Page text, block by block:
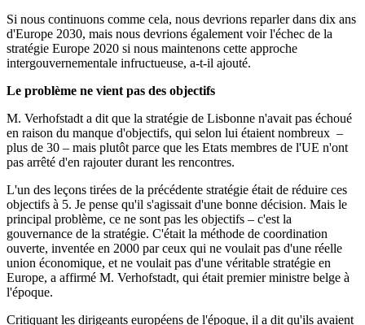
Si nous continuons comme cela, nous devrions reparler dans dix ans
d'Europe 2030, mais nous devrions également voir l'échec de la
stratégie Europe 2020 si nous maintenons cette approche
intergouvernementale infructueuse, a-t-il ajouté.
Le problème ne vient pas des objectifs
M. Verhofstadt a dit que la stratégie de Lisbonne n'avait pas échoué
en raison du manque d'objectifs, qui selon lui étaient nombreux –
plus de 30 – mais plutôt parce que les Etats membres de l'UE n'ont
pas arrêté d'en rajouter durant les rencontres.
L'un des leçons tirées de la précédente stratégie était de réduire ces
objectifs à 5. Je pense qu'il s'agissait d'une bonne décision. Mais le
principal problème, ce ne sont pas les objectifs – c'est la
gouvernance de la stratégie. C'était la méthode de coordination
ouverte, inventée en 2000 par ceux qui ne voulait pas d'une réelle
union économique, et ne voulait pas d'une véritable stratégie en
Europe, a affirmé M. Verhofstadt, qui était premier ministre belge à
l'époque.
Critiquant les dirigeants européens de l'époque, il a dit qu'ils avaient